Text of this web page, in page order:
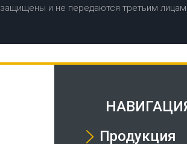
и не передаются третьим лицам
Продукция